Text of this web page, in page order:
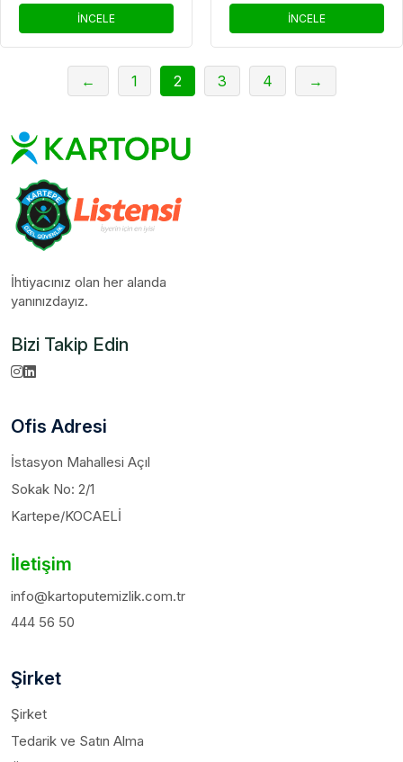
İNCELE İNCELE
← 1 2 3 4 →
İhtiyacınız olan her alanda
yanınızdayız.
Bizi Takip Edin
Ofis Adresi
İstasyon Mahallesi Açıl
Sokak No: 2/1
Kartepe/KOCAELİ
İletişim
info@kartoputemizlik.com.tr
444 56 50
Şirket
Şirket
Tedarik ve Satın Alma